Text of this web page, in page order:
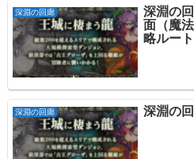
深淵の回廊
深淵の
面（魔
略ルート
深淵の回廊 深淵の